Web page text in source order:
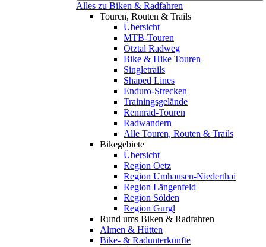
Alles zu Biken & Radfahren
Touren, Routen & Trails
Übersicht
MTB-Touren
Ötztal Radweg
Bike & Hike Touren
Singletrails
Shaped Lines
Enduro-Strecken
Trainingsgelände
Rennrad-Touren
Radwandern
Alle Touren, Routen & Trails
Bikegebiete
Übersicht
Region Oetz
Region Umhausen-Niederthai
Region Längenfeld
Region Sölden
Region Gurgl
Rund ums Biken & Radfahren
Almen & Hütten
Bike- & Radunterkünfte